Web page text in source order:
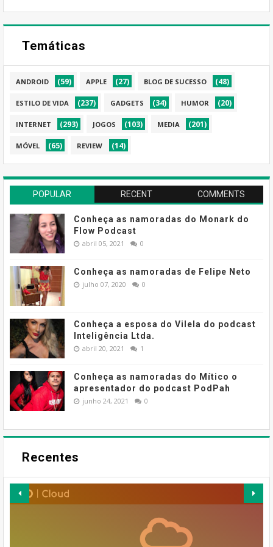
Temáticas
ANDROID (59) APPLE (27) BLOG DE SUCESSO (48)
ESTILO DE VIDA (237) GADGETS (34) HUMOR (20)
INTERNET (293) JOGOS (103) MEDIA (201)
MÓVEL (65) REVIEW (14)
POPULAR RECENT COMMENTS
Conheça as namoradas do Monark do
Flow Podcast
abril 05, 2021 0
Conheça as namoradas de Felipe Neto
julho 07, 2020 0
Conheça a esposa do Vilela do podcast
Inteligência Ltda.
abril 20, 2021 1
Conheça as namoradas do Mítico o
apresentador do podcast PodPah
junho 24, 2021 0
Recentes